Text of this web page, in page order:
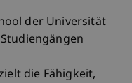
der Universität
die Fähigkeit,